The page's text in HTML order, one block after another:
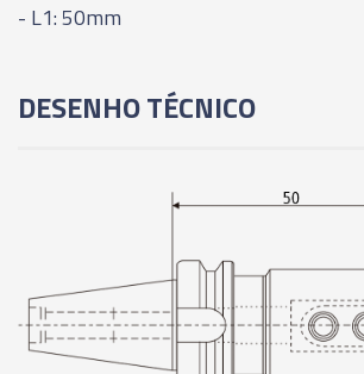
- L1: 50mm
DESENHO TÉCNICO